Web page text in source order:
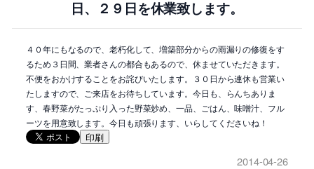
日、２９日を休業致します。
４０年にもなるので、老朽化して、増築部分からの雨漏りの修復をす
るため３日間、業者さんの都合もあるので、休ませていただきます。
不便をおかけすることをお詫びいたします。３０日から連休も営業い
たしますので、ご来店をお待ちしています。今日も、らんちありま
す、春野菜がたっぷり入った野菜炒め、一品、ごはん、味噌汁、フル
ーツを用意致します。今日も頑張ります、いらしてくださいね！
印刷
2014-04-26